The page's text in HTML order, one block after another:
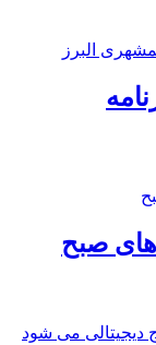
های صبح